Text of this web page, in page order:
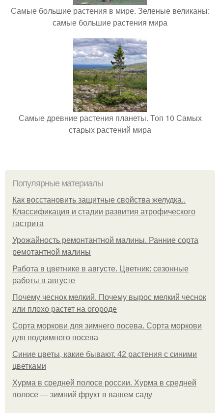
Самые большие растения в мире. Зеленые великаны:
самые большие растения мира
Самые древние растения планеты. Топ 10 Самых
старых растений мира
Популярные материалы
Как восстановить защитные свойства желудка..
Классификация и стадии развития атрофического
гастрита
Урожайность ремонтантной малины. Ранние сорта
ремотантной малины
Работа в цветнике в августе. Цветник: сезонные
работы в августе
Почему чеснок мелкий. Почему вырос мелкий чеснок
или плохо растет на огороде
Сорта моркови для зимнего посева. Сорта моркови
для подзимнего посева
Синие цветы, какие бывают. 42 растения с синими
цветками
Хурма в средней полосе россии. Хурма в средней
полосе — зимний фрукт в вашем саду